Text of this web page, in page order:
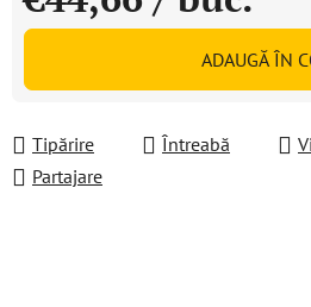
Evaluare preţ:
ADAUGĂ ÎN
Tipărire Întreabă
Partajare